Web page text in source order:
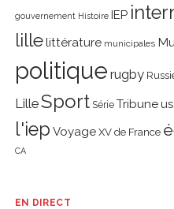
gouvernement Histoire IEP
lillelittérature municipales
politique rugby
LilleSport Série Tribune
l'iep Voyage XV de France
CA
EN DIRECT